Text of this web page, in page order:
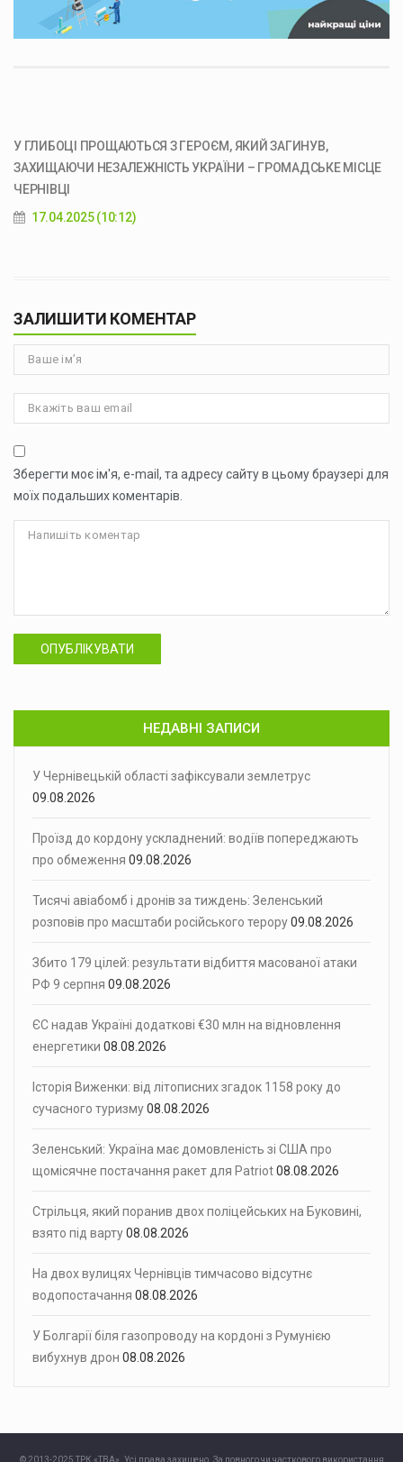
У ГЛИБОЦІ ПРОЩАЮТЬСЯ З ГЕРОЄМ, ЯКИЙ ЗАГИНУВ,
ЗАХИЩАЮЧИ НЕЗАЛЕЖНІСТЬ УКРАЇНИ – ГРОМАДСЬКЕ МІСЦЕ
ЧЕРНІВЦІ
17.04.2025 (10:12)
ЗАЛИШИТИ КОМЕНТАР
Зберегти моє ім'я, e-mail, та адресу сайту в цьому браузері для
моїх подальших коментарів.
ОПУБЛІКУВАТИ
НЕДАВНІ ЗАПИСИ
У Чернівецькій області зафіксували землетрус
09.08.2026
Проїзд до кордону ускладнений: водіїв попереджають
про обмеження 09.08.2026
Тисячі авіабомб і дронів за тиждень: Зеленський
розповів про масштаби російського терору09.08.2026
Збито 179 цілей: результати відбиття масованої атаки
РФ 9 серпня 09.08.2026
ЄС надав Україні додаткові €30 млн на відновлення
енергетики 08.08.2026
Історія Виженки: від літописних згадок 1158 року до
сучасного туризму08.08.2026
Зеленський: Україна має домовленість зі США про
щомісячне постачання ракет для Patriot08.08.2026
Стрільця, який поранив двох поліцейських на Буковині,
взято під варту08.08.2026
На двох вулицях Чернівців тимчасово відсутнє
водопостачання 08.08.2026
У Болгарії біля газопроводу на кордоні з Румунією
вибухнув дрон 08.08.2026
© 2013-2025 ТРК «ТВА». Усі права захищено. За повного чи часткового використання